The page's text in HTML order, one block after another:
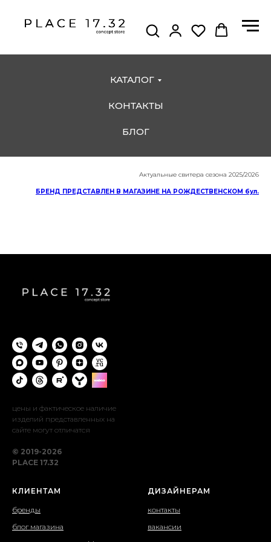
КАТАЛОГ
КОНТАКТЫ
БЛОГ
Актуальные свитера сезона 2025/2026
БРЕНД ПРЕДСТАВЛЕН В МАГАЗИНЕ НА РОЖДЕСТВЕНСКОМ бул.
цены и фактическое наличие
изделий представленных на
сайте могут отличатся
© 2019-2026
PLACE 17.32
КЛИЕНТАМ
бренды
блог магазина
ДИЗАЙНЕРАМ
контакты
вакансии